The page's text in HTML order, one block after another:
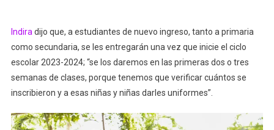
Indiradijo que, a estudiantes de nuevo ingreso, tanto a primaria
como secundaria, se les entregarán una vez que inicie el ciclo
escolar 2023-2024; “se los daremos en las primeras dos o tres
semanas de clases, porque tenemos que verificar cuántos se
inscribieron y a esas niñas y niñas darles uniformes”.